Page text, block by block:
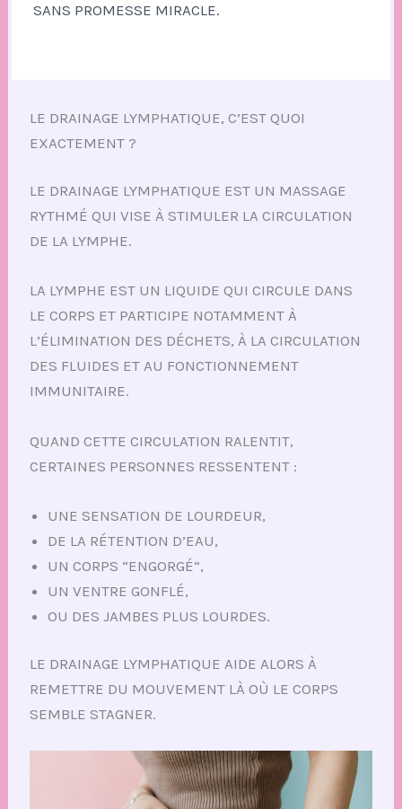
SANS PROMESSE MIRACLE.
LE DRAINAGE LYMPHATIQUE, C’EST QUOI
EXACTEMENT ?
LE DRAINAGE LYMPHATIQUE EST UN MASSAGE
RYTHMÉ QUI VISE À STIMULER LA CIRCULATION
DE LA LYMPHE.
LA LYMPHE EST UN LIQUIDE QUI CIRCULE DANS
LE CORPS ET PARTICIPE NOTAMMENT À
L’ÉLIMINATION DES DÉCHETS, À LA CIRCULATION
DES FLUIDES ET AU FONCTIONNEMENT
IMMUNITAIRE.
QUAND CETTE CIRCULATION RALENTIT,
CERTAINES PERSONNES RESSENTENT :
UNE SENSATION DE LOURDEUR,
DE LA RÉTENTION D’EAU,
UN CORPS “ENGORGÉ”,
UN VENTRE GONFLÉ,
OU DES JAMBES PLUS LOURDES.
LE DRAINAGE LYMPHATIQUE AIDE ALORS À
REMETTRE DU MOUVEMENT LÀ OÙ LE CORPS
SEMBLE STAGNER.